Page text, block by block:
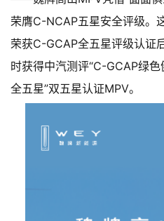
荣膺C-NCAP五星安全评级。
荣获C-GCAP全五星评级认证
时获得中汽测评“C-GCAP绿
全五星”双五星认证MPV。